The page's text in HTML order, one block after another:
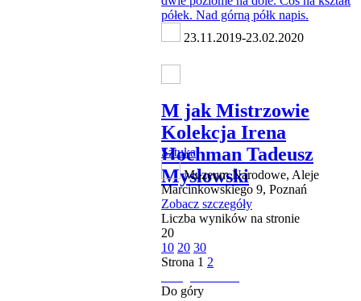
23.11.2019-23.02.2020
M jak Mistrzowie
Kolekcja Irena
Hochman Tadeusz
Mysłowski
Sztuka
Muzeum Narodowe, Aleje
Marcinkowskiego 9, Poznań
Zobacz szczegóły
Liczba wyników na stronie
20
10 20 30
Strona 1 2
Do góry